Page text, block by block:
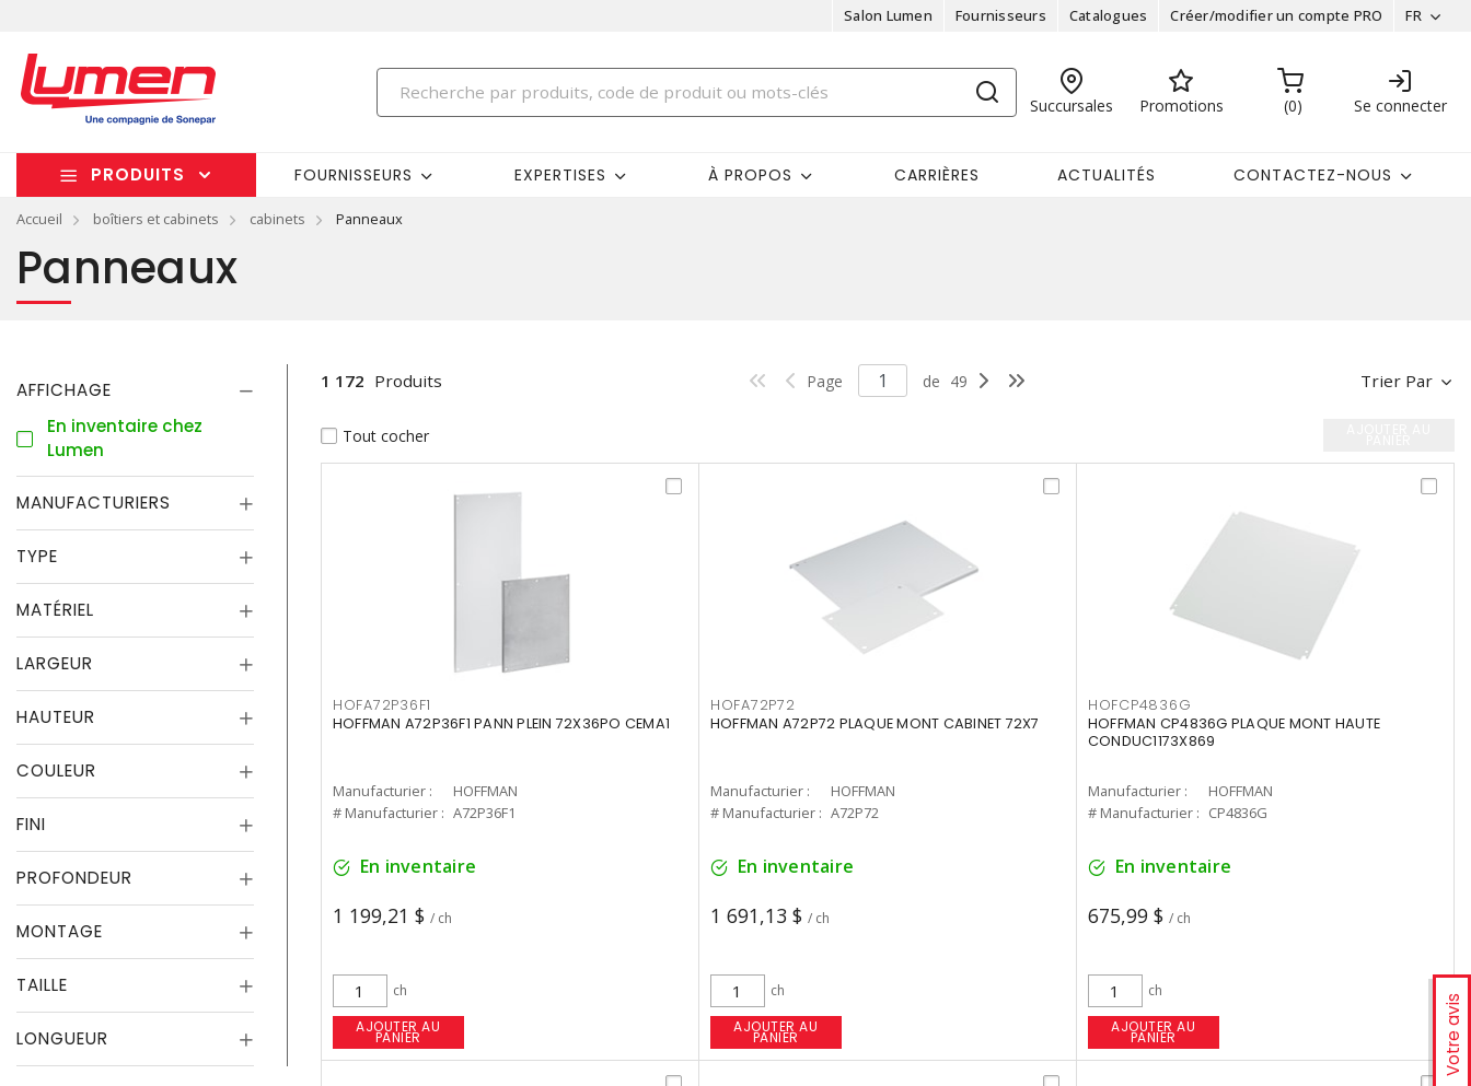
Salon Lumen Fournisseurs Catalogues Créer/modifier un compte PRO FR
Succursales Promotions 0 Se connecter
PRODUITS FOURNISSEURS EXPERTISES À PROPOS CARRIÈRES ACTUALITÉS CONTACTEZ-NOUS
Accueil boîtiers et cabinets cabinets Panneaux
Votre avis
Panneaux
AFFICHAGE
En inventaire chez
Lumen
MANUFACTURIERS
TYPE
MATÉRIEL
LARGEUR
HAUTEUR
COULEUR
FINI
PROFONDEUR
MONTAGE
TAILLE
LONGUEUR
Trier Par
1 172 Produits Page de 49
Tout cocher
HOFA72P36F1
HOFFMAN A72P36F1 PANN PLEIN 72X36PO CEMA1
Manufacturier :
HOFFMAN
# Manufacturier : A72P36F1
En inventaire
1 199,21 $ / ch
ch
AJOUTER AU
PANIER
HOFA72P72
HOFFMAN A72P72 PLAQUE MONT CABINET 72X7
Manufacturier :
HOFFMAN
# Manufacturier : A72P72
En inventaire
1 691,13 $ / ch
ch
AJOUTER AU
PANIER
HOFCP4836G
HOFFMAN CP4836G PLAQUE MONT HAUTE
CONDUC1173X869
Manufacturier :
HOFFMAN
# Manufacturier : CP4836G
En inventaire
675,99 $ / ch
ch
AJOUTER AU
PANIER